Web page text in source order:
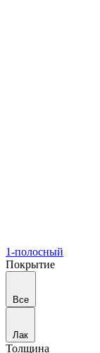
1-полосный
Покрытие
Все
Лак
Толщина